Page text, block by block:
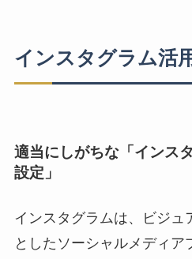
インスタグラム活
適当にしがちな「インス
設定」
インスタグラムは、ビジュ
としたソーシャルメディア